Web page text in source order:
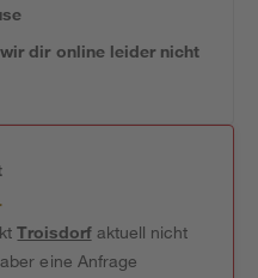
dir online leider nicht
Troisdorfaktuell nicht
eine Anfrage